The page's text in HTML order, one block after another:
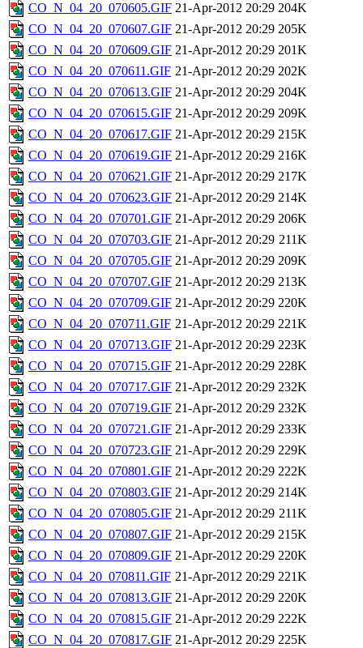
CO_N_04_20_070605.GIF 21-Apr-2012 20:29 204K
CO_N_04_20_070607.GIF 21-Apr-2012 20:29 205K
CO_N_04_20_070609.GIF 21-Apr-2012 20:29 201K
CO_N_04_20_070611.GIF 21-Apr-2012 20:29 202K
CO_N_04_20_070613.GIF 21-Apr-2012 20:29 204K
CO_N_04_20_070615.GIF 21-Apr-2012 20:29 209K
CO_N_04_20_070617.GIF 21-Apr-2012 20:29 215K
CO_N_04_20_070619.GIF 21-Apr-2012 20:29 216K
CO_N_04_20_070621.GIF 21-Apr-2012 20:29 217K
CO_N_04_20_070623.GIF 21-Apr-2012 20:29 214K
CO_N_04_20_070701.GIF 21-Apr-2012 20:29 206K
CO_N_04_20_070703.GIF 21-Apr-2012 20:29 211K
CO_N_04_20_070705.GIF 21-Apr-2012 20:29 209K
CO_N_04_20_070707.GIF 21-Apr-2012 20:29 213K
CO_N_04_20_070709.GIF 21-Apr-2012 20:29 220K
CO_N_04_20_070711.GIF 21-Apr-2012 20:29 221K
CO_N_04_20_070713.GIF 21-Apr-2012 20:29 223K
CO_N_04_20_070715.GIF 21-Apr-2012 20:29 228K
CO_N_04_20_070717.GIF 21-Apr-2012 20:29 232K
CO_N_04_20_070719.GIF 21-Apr-2012 20:29 232K
CO_N_04_20_070721.GIF 21-Apr-2012 20:29 233K
CO_N_04_20_070723.GIF 21-Apr-2012 20:29 229K
CO_N_04_20_070801.GIF 21-Apr-2012 20:29 222K
CO_N_04_20_070803.GIF 21-Apr-2012 20:29 214K
CO_N_04_20_070805.GIF 21-Apr-2012 20:29 211K
CO_N_04_20_070807.GIF 21-Apr-2012 20:29 215K
CO_N_04_20_070809.GIF 21-Apr-2012 20:29 220K
CO_N_04_20_070811.GIF 21-Apr-2012 20:29 221K
CO_N_04_20_070813.GIF 21-Apr-2012 20:29 220K
CO_N_04_20_070815.GIF 21-Apr-2012 20:29 222K
CO_N_04_20_070817.GIF 21-Apr-2012 20:29 225K